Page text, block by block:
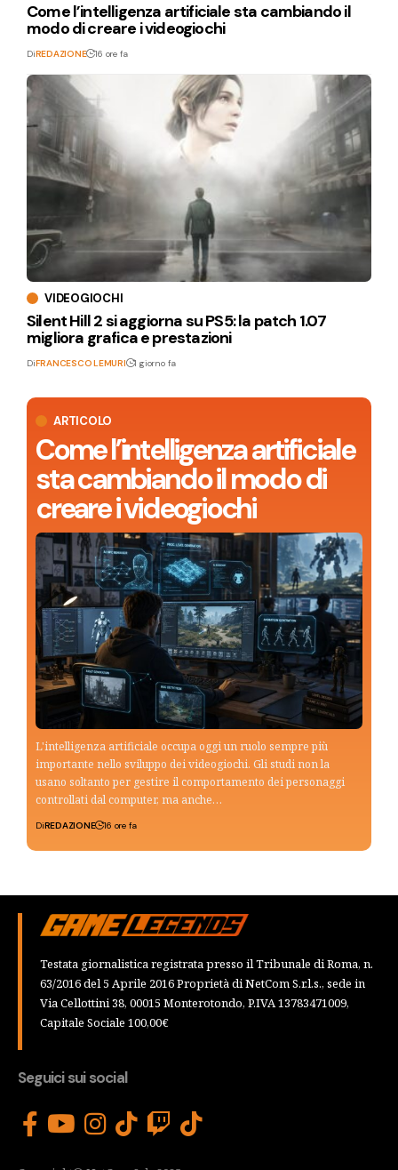
ARTICOLO
Come l’intelligenza artificiale
sta cambiando il modo di
creare i videogiochi
L'intelligenza artificiale occupa oggi un ruolo sempre più
importante nello sviluppo dei videogiochi. Gli studi non la
usano soltanto per gestire il comportamento dei personaggi
controllati dal computer, ma anche…
DiREDAZIONE 16 ore fa
Come l’intelligenza artificiale sta cambiando il
modo di creare i videogiochi
DiREDAZIONE 16 ore fa
VIDEOGIOCHI
Silent Hill 2 si aggiorna su PS5: la patch 1.07
migliora grafica e prestazioni
DiFRANCESCO LEMURI 1 giorno fa
Testata giornalistica registrata presso il Tribunale di Roma, n.
63/2016 del 5 Aprile 2016 Proprietà di NetCom S.r.l.s., sede in
Via Cellottini 38, 00015 Monterotondo, P.IVA 13783471009,
Capitale Sociale 100,00€
Seguici sui social